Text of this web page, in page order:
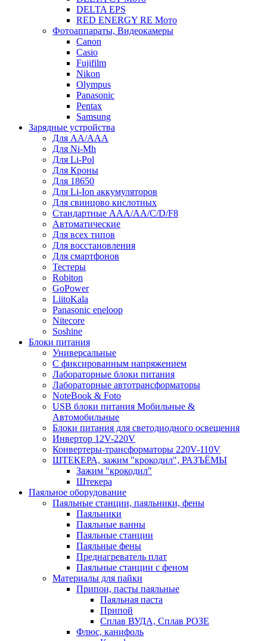
DELTA EPS
RED ENERGY RE Мото
Фотоаппараты, Видеокамеры
Canon
Casio
Fujifilm
Nikon
Olympus
Panasonic
Pentax
Samsung
Зарядные устройства
Для AA/AAA
Для Ni-Mh
Для Li-Pol
Для Кроны
Для 18650
Для Li-Ion аккумуляторов
Для свинцово кислотных
Стандартные ААА/АА/С/D/F8
Автоматические
Для всех типов
Для восстановления
Для смартфонов
Тестеры
Robiton
GoPower
LiitoKala
Panasonic eneloop
Nitecore
Soshine
Блоки питания
Универсальные
C фиксированным напряжением
Лабораторные блоки питания
Лабораторные автотрансформаторы
NoteBook & Foto
USB блоки питания Мобильные &
Автомобильные
Блоки питания для светодиодного освещения
Инвертор 12V-220V
Конвертеры-трансформаторы 220V-110V
ШТЕКЕРА, зажим "крокодил", РАЗЪЁМЫ
Зажим "крокодил"
Штекера
Паяльное оборудование
Паяльные станции, паяльники, фены
Паяльники
Паяльные ванны
Паяльные станции
Паяльные фены
Преднагреватель плат
Паяльные станции с феном
Материалы для пайки
Припои, пасты паяльные
Паяльная паста
Припой
Сплав ВУДА, Сплав РОЗЕ
Флюс, канифоль